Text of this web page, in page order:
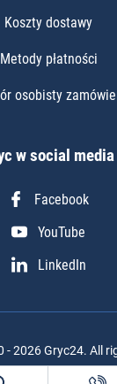
Koszty dostawy
Metody płatności
osobisty
w social media
Facebook
YouTube
LinkedIn
2026 Gryc24. All
projektu: Igor